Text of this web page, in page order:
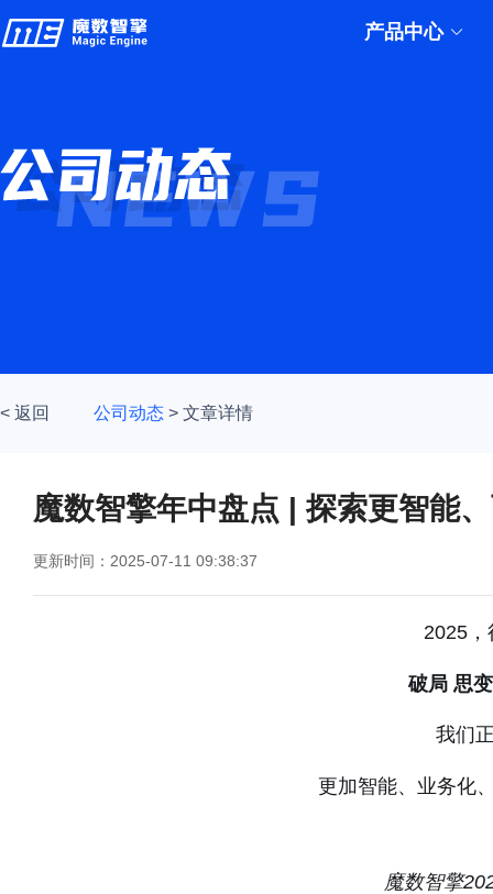
产品中心
< 返回 公司动态 > 文章详情
魔数智擎年中盘点 | 探索更智能
更新时间：2025-07-11 09:38:37
2025
破局 思
我们
更加智能、业务化
魔数智擎